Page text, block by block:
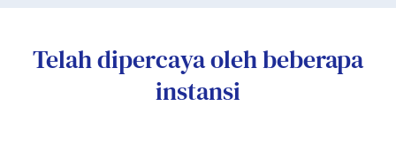
Telah dipercaya oleh beberapa
instansi